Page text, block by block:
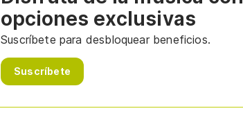
opciones exclusivas
Suscríbete para desbloquear beneficios.
Suscríbete